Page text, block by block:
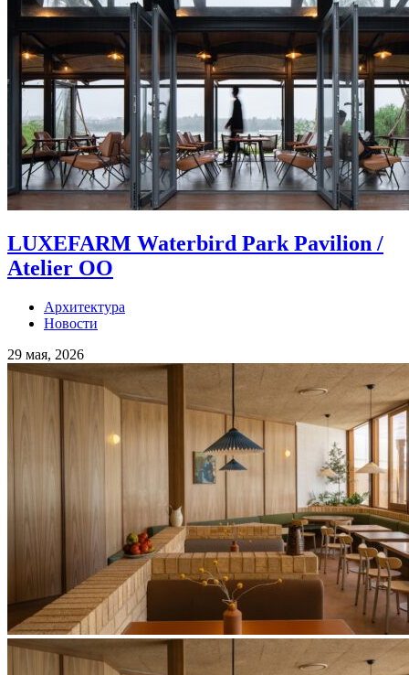
LUXEFARM Waterbird Park Pavilion /
Atelier OO
Архитектура
Новости
29 мая, 2026